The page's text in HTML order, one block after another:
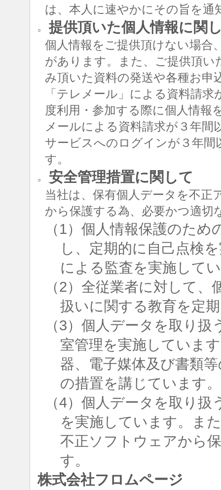
は、本人に速やかにその旨を通
○ 提供頂いた個人情報に関
個人情報をご提供頂けない場合
があります。また、ご提供頂い
み頂いた資料の発送や各種お
「テレメール」による資料請
度利用・参加する際に個人情
メールによる資料請求が３年間
サービスへのログインが３年間
す。
○ 安全管理措置に関して
当社は、保有個人データを不正
から保護する為、必要かつ適切
（1）個人情報保護のた
し、定期的に自己点検
による監査を実施して
（2）全従業者に対して
扱いに関する教育を定
（3）個人データを取り
室管理を実施していま
器、電子媒体及び書類
の措置を講じています。
（4）個人データを取り
を実施しています。ま
不正ソフトウェアから
す。
株式会社フロムページ